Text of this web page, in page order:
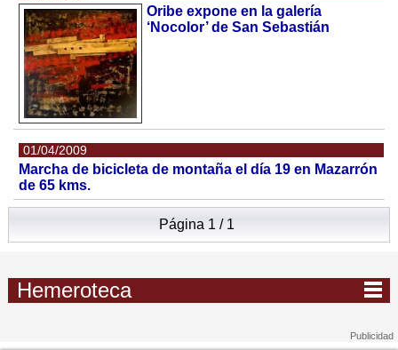
Oribe expone en la galería
‘Nocolor’ de San Sebastián
01/04/2009
Marcha de bicicleta de montaña el día 19 en Mazarrón
de 65 kms.
Página 1 / 1
Hemeroteca